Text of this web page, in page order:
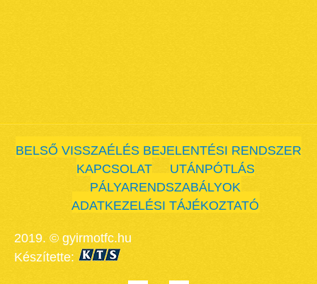
BELSŐ VISSZAÉLÉS BEJELENTÉSI RENDSZER
KAPCSOLAT
UTÁNPÓTLÁS
PÁLYARENDSZABÁLYOK
ADATKEZELÉSI TÁJÉKOZTATÓ
2019. © gyirmotfc.hu
Készítette: